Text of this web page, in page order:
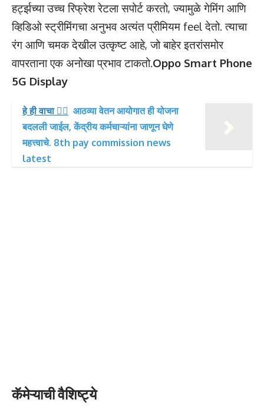
हर्ट्झच्या उच्च रिफ्रेश रेटला सपोर्ट करतो, ज्यामुळे गेमिंग आणि
व्हिडिओ स्ट्रीमिंगचा अनुभव अत्यंत प्रीमियम feel देतो. त्याचा
रंग आणि चमक देखील उत्कृष्ट आहे, जो बाहेर इतरांसमोर
वापरताना एक अनोखा प्रभाव टाकतो.Oppo Smart Phone
5G Display
हे ही वाचा 👉🏻 आठव्या वेतन आयोगात ही योजना
बदलली जाईल, केंद्रीय कर्मचाऱ्यांना जाणून घेणे
महत्त्वाचे. 8th pay commission news
latest
कॅमेऱ्याची वैशिष्ट्ये